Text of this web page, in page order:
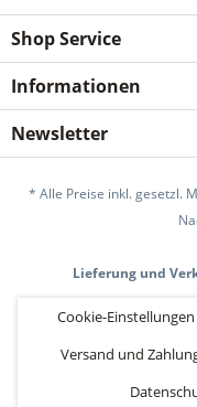
Shop Service
Informationen
Newsletter
* Alle Preise inkl. gesetzl.
Lieferung und
Cookie-Einstellungen
Versand und